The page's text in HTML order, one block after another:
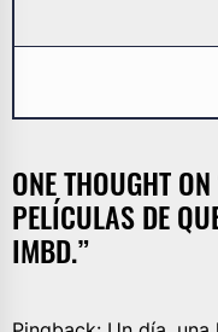
ONE THOUGHT
PELÍCULAS DE
IMBD.”